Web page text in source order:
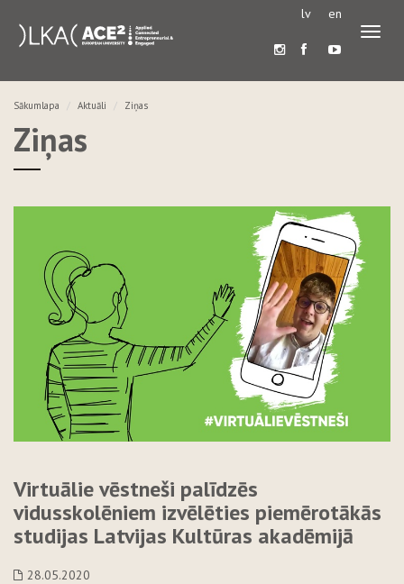
lv en
Sākumlapa Aktuāli Ziņas
Ziņas
Virtuālie vēstneši palīdzēs
vidusskolēniem izvēlēties piemērotākās
studijas Latvijas Kultūras akadēmijā
28.05.2020